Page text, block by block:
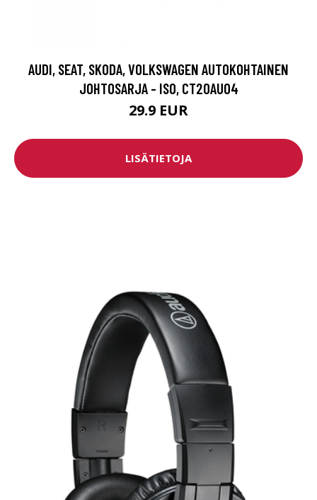
AUDI, SEAT, SKODA, VOLKSWAGEN AUTOKOHTAINEN
JOHTOSARJA - ISO, CT20AU04
29.9 EUR
LISÄTIETOJA